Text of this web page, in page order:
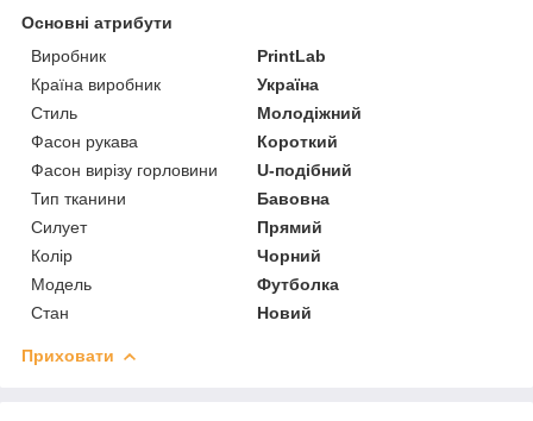
Основні атрибути
Виробник
PrintLab
Країна виробник
Україна
Стиль
Молодіжний
Фасон рукава
Короткий
Фасон вирізу горловини
U-подібний
Тип тканини
Бавовна
Силует
Прямий
Колір
Чорний
Модель
Футболка
Стан
Новий
Приховати